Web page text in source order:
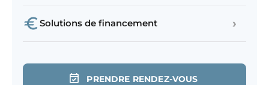
Solutions de financement ›
PRENDRE RENDEZ-VOUS